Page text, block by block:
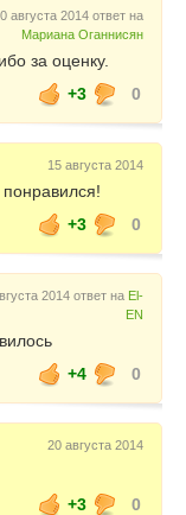
августа 2014 ответ на
Мариана Оганнисян
за оценку.
+3
0
15 августа 2014
+3
0
2014 ответ на El-
EN
+4
0
20 августа 2014
+3
0